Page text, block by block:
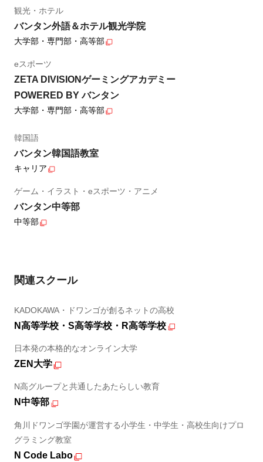
観光・ホテル
バンタン外語＆ホテル観光学院
大学部・専門部・高等部
eスポーツ
ZETA DIVISIONゲーミングアカデミー
POWERED BY バンタン
大学部・専門部・高等部
韓国語
バンタン韓国語教室
キャリア
ゲーム・イラスト・eスポーツ・アニメ
バンタン中等部
中等部
関連スクール
KADOKAWA・ドワンゴが創るネットの高校
N高等学校・S高等学校・R高等学校
日本発の本格的なオンライン大学
ZEN大学
N高グループと共通したあたらしい教育
N中等部
角川ドワンゴ学園が運営する小学生・中学生・高校生向けプロ
グラミング教室
N Code Labo